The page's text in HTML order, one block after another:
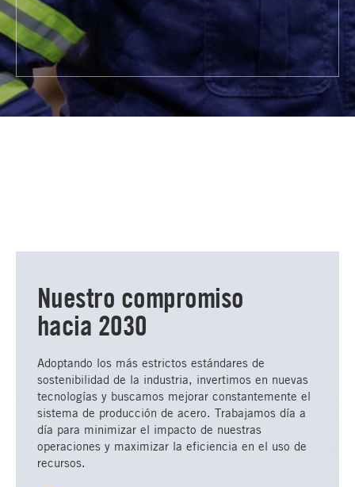
Nuestro compromiso
hacia 2030
Adoptando los más estrictos estándares de
sostenibilidad de la industria, invertimos en nuevas
tecnologías y buscamos mejorar constantemente el
sistema de producción de acero. Trabajamos día a
día para minimizar el impacto de nuestras
operaciones y maximizar la eficiencia en el uso de
recursos.